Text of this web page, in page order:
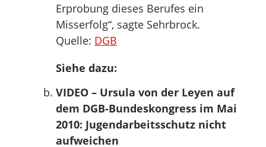
Erprobung dieses Berufes ein
Misserfolg“, sagte Sehrbrock.
Quelle: DGB
Siehe dazu:
VIDEO – Ursula von der Leyen auf
dem DGB-Bundeskongress im Mai
2010: Jugendarbeitsschutz nicht
aufweichen